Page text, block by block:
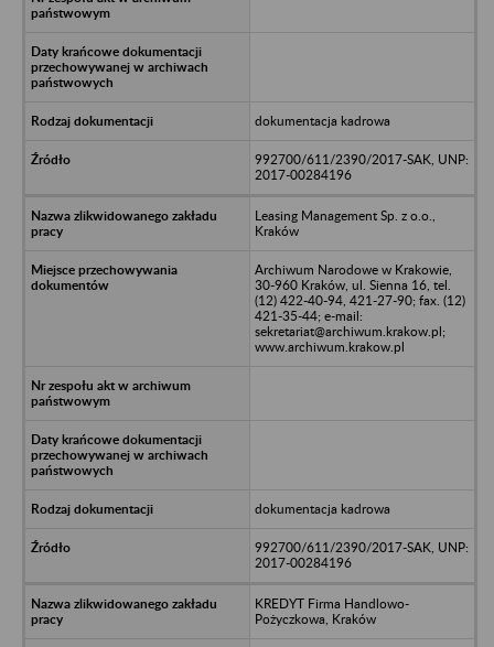
dokumentacja kadrowa
992700/611/2390/2017-SAK, UNP:
2017-00284196
Leasing Management Sp. z o.o.,
Kraków
Archiwum Narodowe w Krakowie,
30-960 Kraków, ul. Sienna 16, tel.
(12) 422-40-94, 421-27-90; fax. (12)
421-35-44; e-mail:
sekretariat@archiwum.krakow.pl;
www.archiwum.krakow.pl
dokumentacja kadrowa
992700/611/2390/2017-SAK, UNP:
2017-00284196
KREDYT Firma Handlowo-
Pożyczkowa, Kraków